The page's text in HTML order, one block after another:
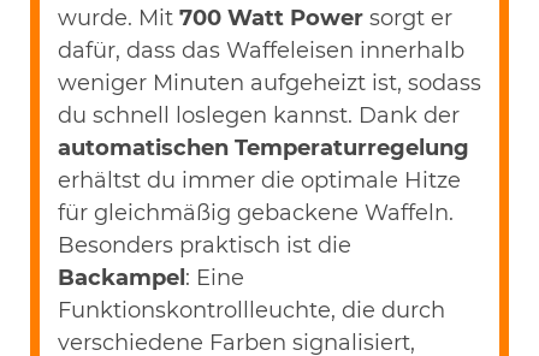
wurde. Mit 700 Watt Power sorgt er
dafür, dass das Waffeleisen innerhalb
weniger Minuten aufgeheizt ist, sodass
du schnell loslegen kannst. Dank der
automatischen Temperaturregelung
erhältst du immer die optimale Hitze
für gleichmäßig gebackene Waffeln.
Besonders praktisch ist die
Backampel: Eine
Funktionskontrollleuchte, die durch
verschiedene Farben signalisiert,